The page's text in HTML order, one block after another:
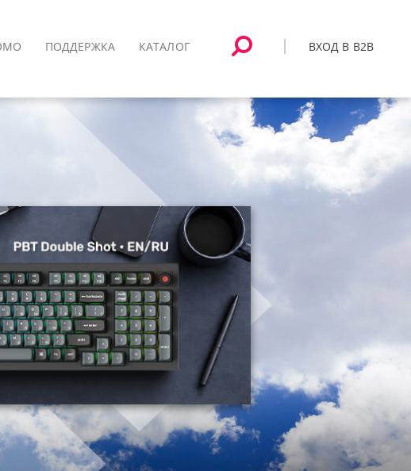
ВХОД В B2B
ПОДДЕРЖКА КАТАЛОГ